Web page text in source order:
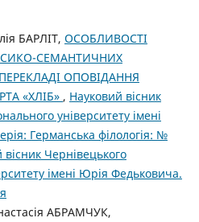
БАРЛІТ, ОСОБЛИВОСТІ
СЕМАНТИЧНИХ
ОПОВІДАННЯ
«ХЛІБ» , Науковий вісник
університету імені
Германська філологія: №
Чернівецького
імені Юрія Федьковича.
АБРАМЧУК,